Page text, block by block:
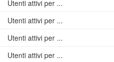
Utenti attivi per ...
Utenti attivi per ...
Utenti attivi per ...
Utenti attivi per ...